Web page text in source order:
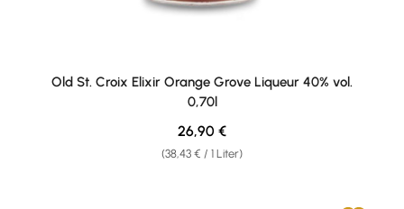
Old St. Croix Elixir Orange Grove Liqueur 40% vol.
0,70l
(38,43 € / 1 Liter)
Regulärer Preis:
26,90 €